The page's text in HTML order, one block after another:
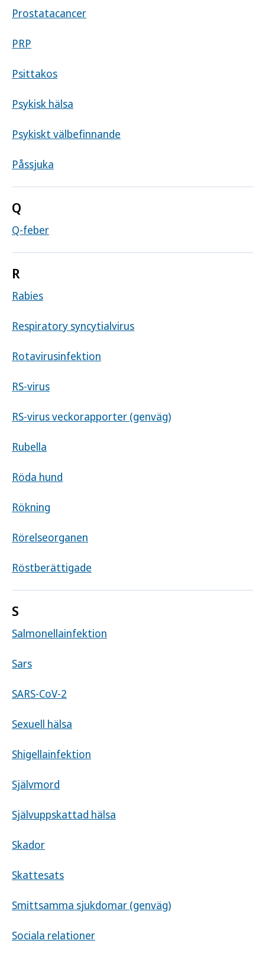
Prostatacancer
PRP
Psittakos
Psykisk hälsa
Psykiskt välbefinnande
Påssjuka
Q
Q-feber
R
Rabies
Respiratory syncytialvirus
Rotavirusinfektion
RS-virus
RS-virus veckorapporter (genväg)
Rubella
Röda hund
Rökning
Rörelseorganen
Röstberättigade
S
Salmonellainfektion
Sars
SARS-CoV-2
Sexuell hälsa
Shigellainfektion
Självmord
Självuppskattad hälsa
Skador
Skattesats
Smittsamma sjukdomar (genväg)
Sociala relationer